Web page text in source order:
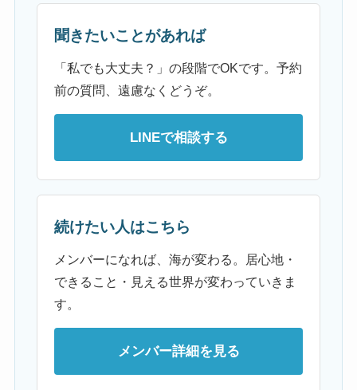
聞きたいことがあれば
「私でも大丈夫？」の段階でOKです。予約
前の質問、遠慮なくどうぞ。
LINEで相談する
続けたい人はこちら
メンバーになれば、海が変わる。居心地・
できること・見える世界が変わっていきま
す。
メンバー詳細を見る